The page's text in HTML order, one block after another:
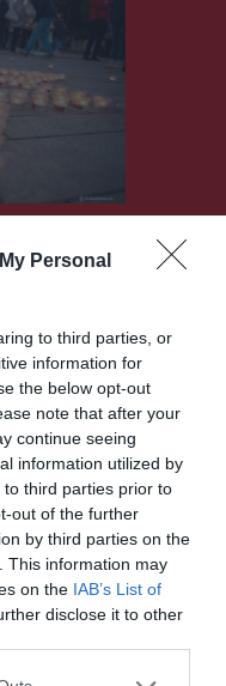
Personal
to third parties, or
information for
the below opt-out
note that after your
continue seeing
information utilized by
third parties prior to
out of the further
by third parties on the
This information may
on the IAB’s List of
disclose it to other